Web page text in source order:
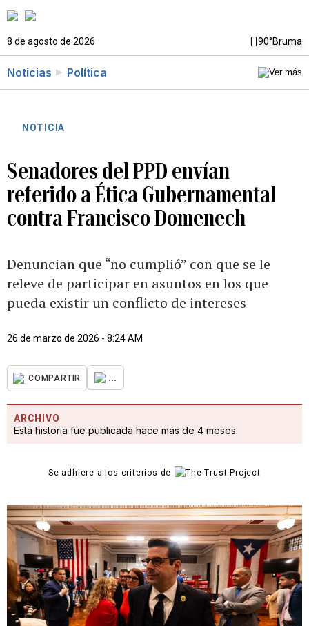
8 de agosto de 2026 90°Bruma
Noticias Política
NOTICIA
Senadores del PPD envían
referido a Ética Gubernamental
contra Francisco Domenech
Denuncian que “no cumplió” con que se le
releve de participar en asuntos en los que
pueda existir un conflicto de intereses
26 de marzo de 2026 - 8:24 AM
COMPARTIR ...
ARCHIVO
Esta historia fue publicada hace más de 4 meses.
Se adhiere a los criterios de